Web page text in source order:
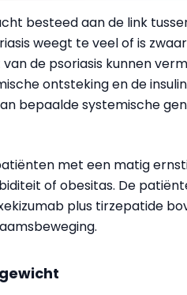
besteed aan de link
weegt te veel of is
de psoriasis kunnen
ontsteking en de
bepaalde systemische
met een matig
of obesitas. De
plus tirzepatide
.